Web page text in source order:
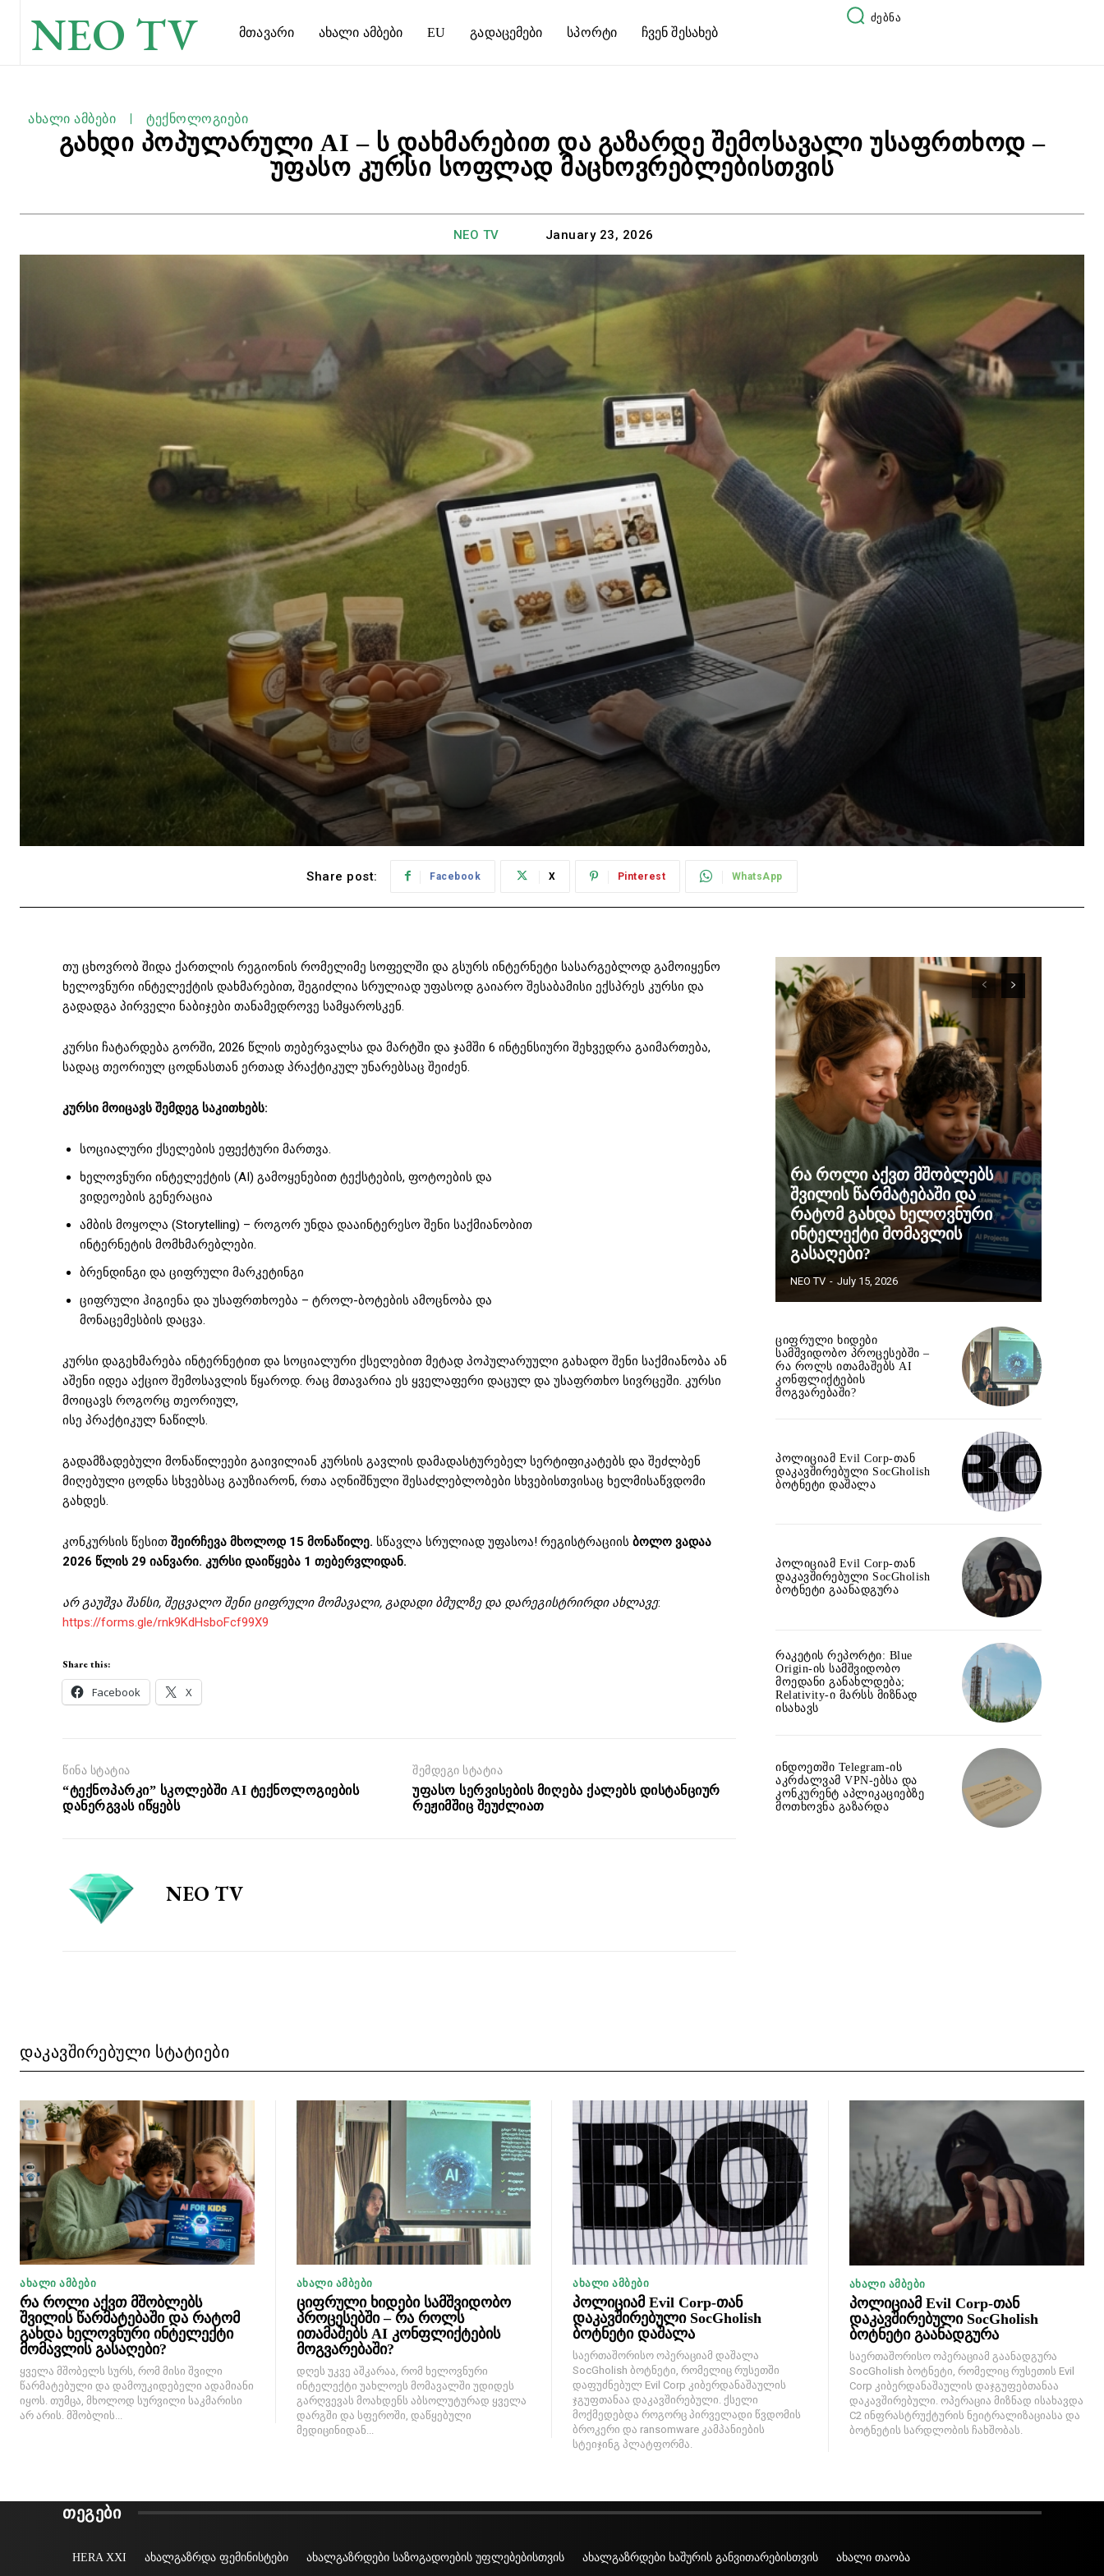
NEO TV ძებნა
Მთავარი Ახალი Ამბები EU Გადაცემები Სპორტი Ჩვენ Შესახებ
ახალი ამბები ტექნოლოგიები
გახდი პოპულარული AI – ს დახმარებით და გაზარდე შემოსავალი უსაფრთხოდ –
უფასო კურსი სოფლად მაცხოვრებლებისთვის
NEO TV January 23, 2026
Share post: Facebook X Pinterest WhatsApp
თუ ცხოვრობ შიდა ქართლის რეგიონის რომელიმე სოფელში და გსურს ინტერნეტი სასარგებლოდ გამოიყენო
ხელოვნური ინტელექტის დახმარებით, შეგიძლია სრულიად უფასოდ გაიარო შესაბამისი ექსპრეს კურსი და
გადადგა პირველი ნაბიჯები თანამედროვე სამყაროსკენ.
კურსი ჩატარდება გორში, 2026 წლის თებერვალსა და მარტში და ჯამში 6 ინტენსიური შეხვედრა გაიმართება,
სადაც თეორიულ ცოდნასთან ერთად პრაქტიკულ უნარებსაც შეიძენ.
კურსი მოიცავს შემდეგ საკითხებს:
სოციალური ქსელების ეფექტური მართვა.
ხელოვნური ინტელექტის (AI) გამოყენებით ტექსტების, ფოტოების და
ვიდეოების გენერაცია
ამბის მოყოლა (Storytelling) – როგორ უნდა დააინტერესო შენი საქმიანობით
ინტერნეტის მომხმარებლები.
ბრენდინგი და ციფრული მარკეტინგი
ციფრული ჰიგიენა და უსაფრთხოება – ტროლ-ბოტების ამოცნობა და
მონაცემესბის დაცვა.
კურსი დაგეხმარება ინტერნეტით და სოციალური ქსელებით მეტად პოპულარუული გახადო შენი საქმიანობა ან
აშენი იდეა აქციო შემოსავლის წყაროდ. რაც მთავარია ეს ყველაფერი დაცულ და უსაფრთხო სივრცეში. კურსი
მოიცავს როგორც თეორიულ,
ისე პრაქტიკულ ნაწილს.
გადამზადებული მონაწილეები გაივილიან კურსის გავლის დამადასტურებელ სერტიფიკატებს და შეძლბენ
მიღებული ცოდნა სხვებსაც გაუზიარონ, რთა აღნიშნული შესაძლებლობები სხვებისთვისაც ხელმისაწვდომი
გახდეს.
კონკურსის წესით შეირჩევა მხოლოდ 15 მონაწილე. სწავლა სრულიად უფასოა! რეგისტრაციის ბოლო ვადაა
2026 წლის 29 იანვარი. კურსი დაიწყება 1 თებერვლიდან.
არ გაუშვა შანსი, შეცვალო შენი ციფრული მომავალი, გადადი ბმულზე და დარეგისტრირდი ახლავე:
https://forms.gle/rnk9KdHsboFcf99X9
Share this:
Facebook X
წინა სტატია
“ტექნოპარკი” სკოლებში AI ტექნოლოგიების
დანერგვას იწყებს
შემდეგი სტატია
უფასო სერვისების მიღება ქალებს დისტანციურ
რეჟიმშიც შეუძლიათ
NEO TV
რა როლი აქვთ მშობლებს
შვილის წარმატებაში და
რატომ გახდა ხელოვნური
ინტელექტი მომავლის
გასაღები?
NEO TV - July 15, 2026
ციფრული ხიდები
სამშვიდობო პროცესებში –
რა როლს ითამაშებს AI
კონფლიქტების
მოგვარებაში?
პოლიციამ Evil Corp-თან
დაკავშირებული SocGholish
ბოტნეტი დაშალა
პოლიციამ Evil Corp-თან
დაკავშირებული SocGholish
ბოტნეტი გაანადგურა
რაკეტის რეპორტი: Blue
Origin-ის სამშვიდობო
მოედანი განახლდება;
Relativity-ი მარსს მიზნად
ისახავს
ინდოეთში Telegram-ის
აკრძალვამ VPN-ებსა და
კონკურენტ აპლიკაციებზე
მოთხოვნა გაზარდა
ᲓᲐᲙᲐᲕᲨᲘᲠᲔᲑᲣᲚᲘ ᲡᲢᲐᲢᲘᲔᲑᲘ
ᲐᲮᲐᲚᲘ ᲐᲛᲑᲔᲑᲘ
რა როლი აქვთ მშობლებს
შვილის წარმატებაში და რატომ
გახდა ხელოვნური ინტელექტი
მომავლის გასაღები?
ყველა მშობელს სურს, რომ მისი შვილი
წარმატებული და დამოუკიდებელი ადამიანი
იყოს. თუმცა, მხოლოდ სურვილი საკმარისი
არ არის. მშობლის...
ᲐᲮᲐᲚᲘ ᲐᲛᲑᲔᲑᲘ
ციფრული ხიდები სამშვიდობო
პროცესებში – რა როლს
ითამაშებს AI კონფლიქტების
მოგვარებაში?
დღეს უკვე აშკარაა, რომ ხელოვნური
ინტელექტი უახლოეს მომავალში უდიდეს
გარღვევას მოახდენს აბსოლუტურად ყველა
დარგში და სფეროში, დაწყებული
მედიცინიდან...
ᲐᲮᲐᲚᲘ ᲐᲛᲑᲔᲑᲘ
პოლიციამ Evil Corp-თან
დაკავშირებული SocGholish
ბოტნეტი დაშალა
საერთაშორისო ოპერაციამ დაშალა
SocGholish ბოტნეტი, რომელიც რუსეთში
დაფუძნებულ Evil Corp კიბერდანაშაულის
ჯგუფთანაა დაკავშირებული. ქსელი
მოქმედებდა როგორც პირველადი წვდომის
ბროკერი და ransomware კამპანიების
სტეიჯინგ პლატფორმა.
ᲐᲮᲐᲚᲘ ᲐᲛᲑᲔᲑᲘ
პოლიციამ Evil Corp-თან
დაკავშირებული SocGholish
ბოტნეტი გაანადგურა
საერთაშორისო ოპერაციამ გაანადგურა
SocGholish ბოტნეტი, რომელიც რუსეთის Evil
Corp კიბერდანაშაულის დაჯგუფებთანაა
დაკავშირებული. ოპერაცია მიზნად ისახავდა
C2 ინფრასტრუქტურის ნეიტრალიზაციასა და
ბოტნეტის სარდლობის ჩახშობას.
ᲗᲔᲒᲔᲑᲘ
HERA XXI ახალგაზრდა ფემინისტები ახალგაზრდები საზოგადოების უფლებებისთვის ახალგაზრდები ხაშურის განვითარებისთვის
ახალი თაობა